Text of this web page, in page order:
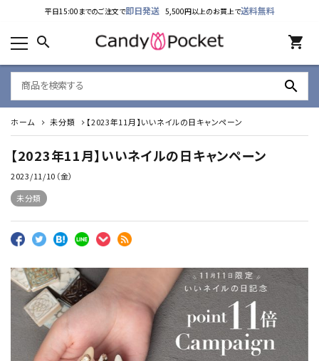
平日15:00までのご注文で即日発送5,500円以上のお買上で送料無料
search shopping_cart
search
ホーム 未分類 【2023年11月】いいネイルの日キャンペーン
【2023年11月】いいネイルの日キャンペーン
2023/11/10（金）
未分類
カテゴリーから探す
ランキング
新着商品
ご利用ガイド
特定商取引法表示について
個人情報取り扱いについて
お問い合わせ
公式LINE
Instagram